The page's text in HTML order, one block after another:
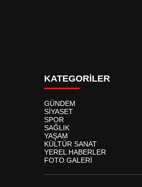
KATEGORİLER
GÜNDEM
SİYASET
SPOR
SAĞLIK
YAŞAM
KÜLTÜR SANAT
YEREL HABERLER
FOTO GALERİ